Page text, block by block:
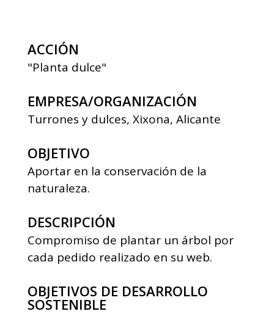
ACCIÓN
"Planta dulce"
EMPRESA/ORGANIZACIÓN
Turrones y dulces, Xixona, Alicante
OBJETIVO
Aportar en la conservación de la
naturaleza.
DESCRIPCIÓN
Compromiso de plantar un árbol por
cada pedido realizado en su web.
OBJETIVOS DE DESARROLLO
SOSTENIBLE